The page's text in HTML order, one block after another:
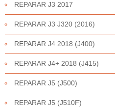
REPARAR J3 2017
REPARAR J3 J320 (2016)
REPARAR J4 2018 (J400)
REPARAR J4+ 2018 (J415)
REPARAR J5 (J500)
REPARAR J5 (J510F)